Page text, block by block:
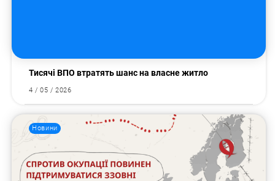
Тисячі ВПО втратять шанс на власне житло
4 / 05 / 2026
Новини